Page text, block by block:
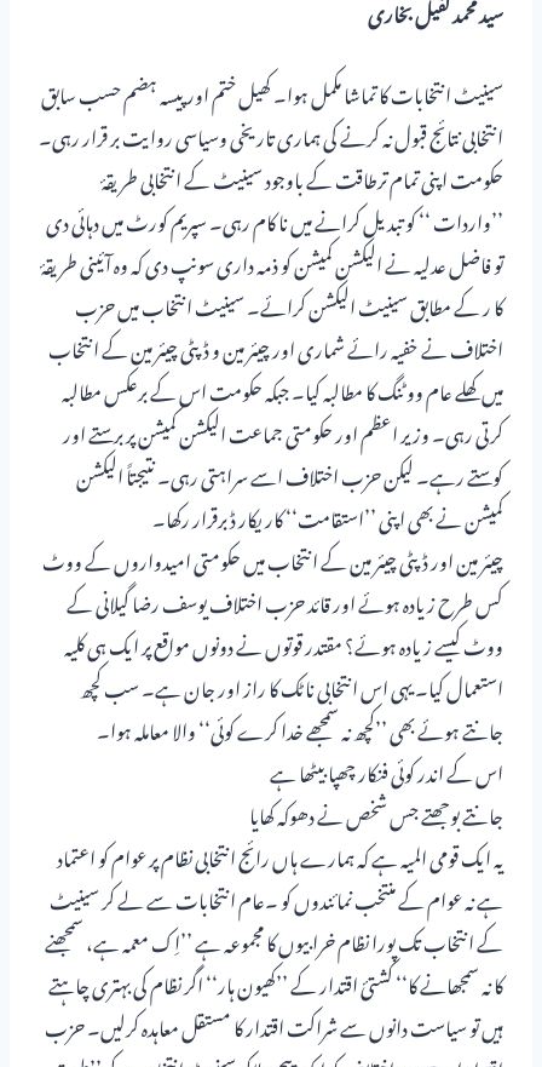
سید محمد کفیل بخاری
سینیٹ انتخابات کا تماشا مکمل ہوا۔ کھیل ختم اور پیسہ ہضم حسب سابق
انتخابی نتائج قبول نہ کرنے کی ہماری تاریخی وسیاسی روایت بر قرار رہی۔
حکومت اپنی تمام ترطاقت کے باوجود سینیٹ کے انتخابی طریقۂ
’’واردات ‘‘ کو تبدیل کرانے میں نا کام رہی۔ سپریم کورٹ میں دہائی دی
تو فاضل عدلیہ نے الیکشن کمیشن کو ذمہ داری سونپ دی کہ وہ آئینی طریقۂ
کا ر کے مطابق سینیٹ الیکشن کرائے۔ سینیٹ انتخاب میں حزب
اختلاف نے خفیہ رائے شماری اور چیئر مین و ڈپٹی چیئر مین کے انتخاب
میں کھلے عام ووٹنگ کا مطالبہ کیا۔ جبکہ حکومت اس کے برعکس مطالبہ
کرتی رہی۔ وزیر اعظم اور حکومتی جماعت الیکشن کمیشن پر برستے اور
کوستے رہے۔ لیکن حزب اختلاف اسے سراہتی رہی۔ نتیجتاً الیکشن
کمیشن نے بھی اپنی ’’استقامت‘‘ کار یکار ڈ برقرار رکھا۔
چیئر مین اور ڈپٹی چیئر مین کے انتخاب میں حکومتی امیدواروں کے ووٹ
کس طرح زیادہ ہوئے اور قائد حزب اختلاف یوسف رضا گیلانی کے
ووٹ کیسے زیادہ ہوئے؟ مقتدر قوتوں نے دونوں مواقع پر ایک ہی کلیہ
استعمال کیا۔ یہی اس انتخابی ناٹک کا راز اور جان ہے۔ سب کچھ
جانتے ہوئے بھی ’’کچھ نہ سمجھے خدا کرے کوئی‘‘ والا معاملہ ہوا۔
اس کے اندر کوئی فنکار چھپا بیٹھا ہے
جانتے بوجھتے جس شخص نے دھوکہ کھایا
یہ ایک قومی المیہ ہے کہ ہمارے ہاں رائج انتخابی نظام پر عوام کو اعتماد
ہے نہ عوام کے منتخب نمائندوں کو ۔عام انتخابات سے لے کر سینیٹ
کے انتخاب تک پورا نظام خرابیوں کا مجموعہ ہے ’’اِک معمہ ہے، سمجھنے
کا نہ سمجھانے کا‘‘ کشتیٔ اقتدار کے ’’کھیون ہار‘‘ اگر نظام کی بہتری چاہتے
ہیں تو سیاست دانوں سے شراکت اقتدار کا مستقل معاہدہ کرلیں۔ حزب